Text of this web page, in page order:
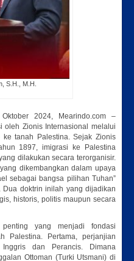
S.H., M.H.
2024, Mearindo.com –
oleh Zionis Internasional melalui
tanah Palestina. Sejak Zionis
1897, imigrasi ke Palestina
dilakukan secara terorganisir.
dikembangkan dalam upaya
sebagai bangsa pilihan Tuhan”
Dua doktrin inilah yang dijadikan
historis, politis maupun secara
yang menjadi fondasi
Palestina. Pertama, perjanjian
dan Perancis. Dimana
Ottoman (Turki Utsmani) di